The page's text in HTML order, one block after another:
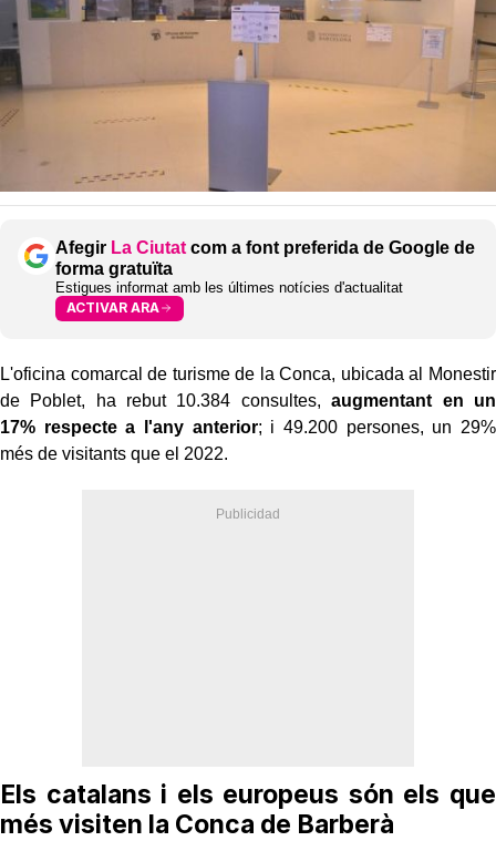
Afegir La Ciutat com a font preferida de Google de
forma gratuïta
Estigues informat amb les últimes notícies d'actualitat
ACTIVAR ARA
L'oficina comarcal de turisme de la Conca, ubicada al Monestir
de Poblet, ha rebut 10.384 consultes,augmentant en un
17% respecte a l'any anterior; i 49.200 persones, un 29%
més de visitants que el 2022.
Els catalans i els europeus són els que
més visiten la Conca de Barberà